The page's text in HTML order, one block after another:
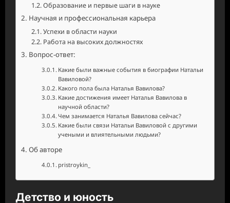
Образование и первые шаги в науке
Научная и профессиональная карьера
Успехи в области науки
Работа на высоких должностях
Вопрос-ответ:
Какие были важные события в биографии Натальи
Вавиловой?
Какого пола была Наталья Вавилова?
Какие достижения имеет Наталья Вавилова в
научной области?
Чем занимается Наталья Вавилова сейчас?
Какие были связи Натальи Вавиловой с другими
учеными и влиятельными людьми?
Об авторе
pristroykin_
Детство и юность